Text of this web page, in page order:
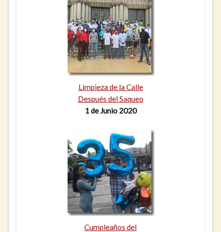
Limpieza de la Calle
Después del Saqueo
1 de Junio 2020
Cumpleaños del